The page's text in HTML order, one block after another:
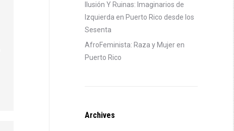
Ilusión Y Ruinas: Imaginarios de
Izquierda en Puerto Rico desde los
Sesenta
AfroFeminista: Raza y Mujer en
Puerto Rico
Archives